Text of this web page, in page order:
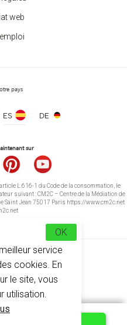
web
pays
ES DE
sur
L.616-1 du Code de la consommation, le
suivant : CM2C – Centre de la Médiation de
Saint Jean 75017 Paris https://www.cm2c.net
-Tunetoo
service
cookies. En
le site, vous
utilisation.
OK